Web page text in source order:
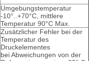
Umgebungstemperatur
-10°..+70°C, mittlere
Temperatur 90°C Max.
Zusätzlicher Fehler bei der
Temperatur des
Druckelementes
bei Abweichungen von der